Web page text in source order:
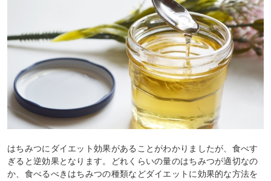
はちみつにダイエット効果があることがわかりましたが、食べす
ぎると逆効果となります。どれくらいの量のはちみつが適切なの
か、食べるべきはちみつの種類などダイエットに効果的な方法を